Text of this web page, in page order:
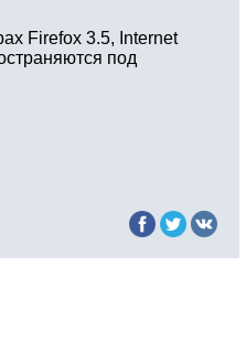
Firefox 3.5, Internet
под